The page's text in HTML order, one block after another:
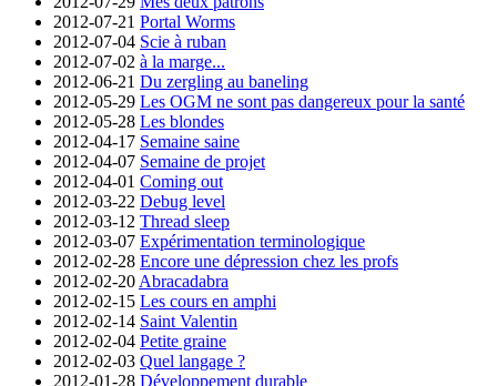
2012-07-21 Portal Worms
2012-07-04 Scie à ruban
2012-07-02 à la marge...
2012-06-21 Du zergling au baneling
2012-05-29 Les OGM ne sont pas dangereux pour la santé
2012-05-28 Les blondes
2012-04-17 Semaine saine
2012-04-07 Semaine de projet
2012-04-01 Coming out
2012-03-22 Debug level
2012-03-12 Thread sleep
2012-03-07 Expérimentation terminologique
2012-02-28 Encore une dépression chez les profs
2012-02-20 Abracadabra
2012-02-15 Les cours en amphi
2012-02-14 Saint Valentin
2012-02-04 Petite graine
2012-02-03 Quel langage ?
2012-01-28 Développement durable